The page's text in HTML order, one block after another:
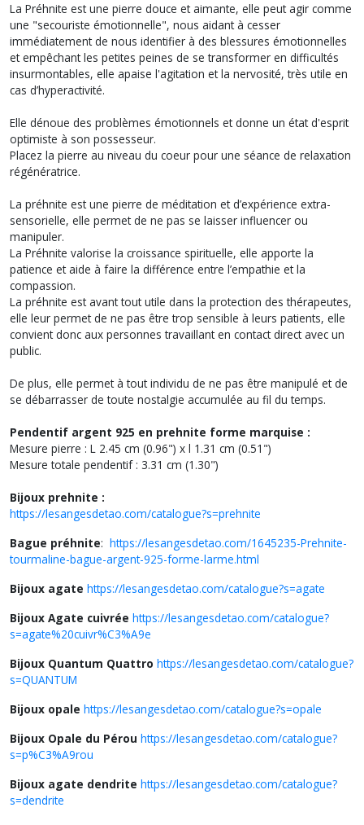
La Préhnite est une pierre douce et aimante, elle peut agir comme
une "secouriste émotionnelle", nous aidant à cesser
immédiatement de nous identifier à des blessures émotionnelles
et empêchant les petites peines de se transformer en difficultés
insurmontables, elle apaise l'agitation et la nervosité, très utile en
cas d’hyperactivité.
Elle dénoue des problèmes émotionnels et donne un état d'esprit
optimiste à son possesseur.
Placez la pierre au niveau du coeur pour une séance de relaxation
régénératrice.
La préhnite est une pierre de méditation et d’expérience extra-
sensorielle, elle permet de ne pas se laisser influencer ou
manipuler.
La Préhnite valorise la croissance spirituelle, elle apporte la
patience et aide à faire la différence entre l’empathie et la
compassion.
La préhnite est avant tout utile dans la protection des thérapeutes,
elle leur permet de ne pas être trop sensible à leurs patients, elle
convient donc aux personnes travaillant en contact direct avec un
public.
De plus, elle permet à tout individu de ne pas être manipulé et de
se débarrasser de toute nostalgie accumulée au fil du temps.
Pendentif argent 925 en prehnite forme marquise :
Mesure pierre : L 2.45 cm (0.96") x l 1.31 cm (0.51")
Mesure totale pendentif : 3.31 cm (1.30")
Bijoux prehnite :
https://lesangesdetao.com/catalogue?s=prehnite
Bague préhnite: https://lesangesdetao.com/1645235-Prehnite-
tourmaline-bague-argent-925-forme-larme.html
Bijoux agate https://lesangesdetao.com/catalogue?s=agate
Bijoux Agate cuivrée https://lesangesdetao.com/catalogue?
s=agate%20cuivr%C3%A9e
Bijoux Quantum Quattro https://lesangesdetao.com/catalogue?
s=QUANTUM
Bijoux opale https://lesangesdetao.com/catalogue?s=opale
Bijoux Opale du Pérou https://lesangesdetao.com/catalogue?
s=p%C3%A9rou
Bijoux agate dendrite https://lesangesdetao.com/catalogue?
s=dendrite